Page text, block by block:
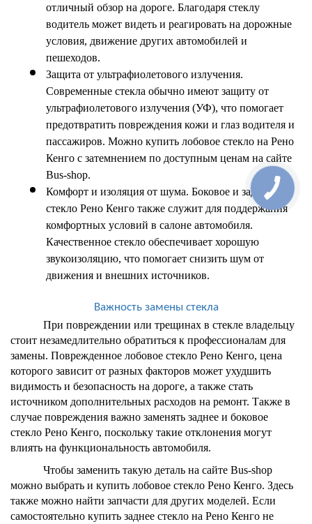
отличный обзор на дороге. Благодаря стеклу
водитель может видеть и реагировать на дорожные
условия, движение других автомобилей и
пешеходов.
Защита от ультрафиолетового излучения.
Современные стекла обычно имеют защиту от
ультрафиолетового излучения (УФ), что помогает
предотвратить повреждения кожи и глаз водителя и
пассажиров. Можно купить лобовое стекло на Рено
Кенго с затемнением по доступным ценам на сайте
Bus-shop.
Комфорт и изоляция от шума. Боковое и заднее
стекло Рено Кенго также служит для поддержания
комфортных условий в салоне автомобиля.
Качественное стекло обеспечивает хорошую
звукоизоляцию, что помогает снизить шум от
движения и внешних источников.
Важность замены стекла
При повреждении или трещинах в стекле владельцу
стоит незамедлительно обратиться к профессионалам для
замены. Поврежденное
которого зависит от разных факторов может ухудшить
видимость и безопасность на дороге, а также стать
источником дополнительных расходов на ремонт. Также в
случае повреждения важно заменять заднее и боковое
стекло Рено Кенго, поскольку такие отклонения могут
влиять на функциональность автомобиля.
Чтобы заменить такую деталь на сайте Bus-shop
можно выбрать и купить лобовое стекло Рено Кенго. Здесь
также можно найти запчасти для других моделей. Если
самостоятельно купить заднее стекло на Рено Кенго не